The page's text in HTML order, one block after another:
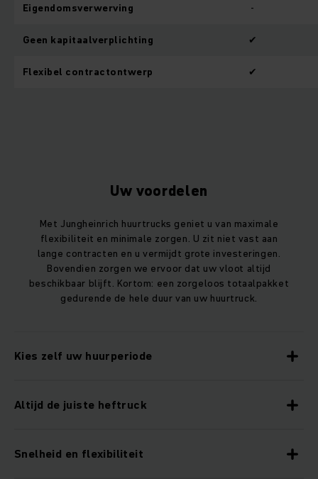
Eigendomsverwerving -
Geen kapitaalverplichting ✔
Flexibel contractontwerp ✔
Uw voordelen
Met Jungheinrich huurtrucks geniet u van maximale
flexibiliteit en minimale zorgen. U zit niet vast aan
lange contracten en u vermijdt grote investeringen.
Bovendien zorgen we ervoor dat uw vloot altijd
beschikbaar blijft. Kortom: een zorgeloos totaalpakket
gedurende de hele duur van uw huurtruck.
Kies zelf uw huurperiode
Altijd de juiste heftruck
Snelheid en flexibiliteit